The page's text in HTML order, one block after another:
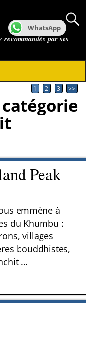
recommandée par ses
1 2 3 >>
Peak
emmène à
du Khumbu :
villages
bouddhistes,
…
WhatsApp